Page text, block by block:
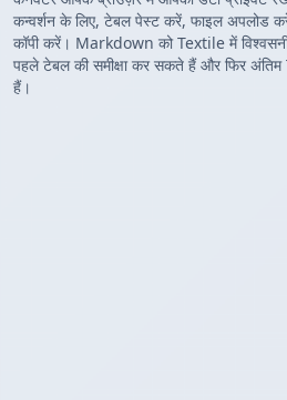
कन्वर्शन के लिए, टेबल पेस्ट करें, फाइल अपलोड
कॉपी करें। Markdown को Textile में
पहले टेबल की समीक्षा कर सकते हैं और फिर अंतिम
हैं।